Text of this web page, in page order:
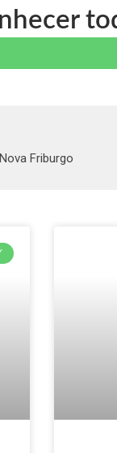
Friburgo